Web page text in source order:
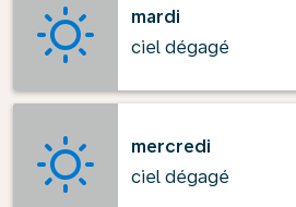
mardi
ciel dégagé
mercredi
ciel dégagé